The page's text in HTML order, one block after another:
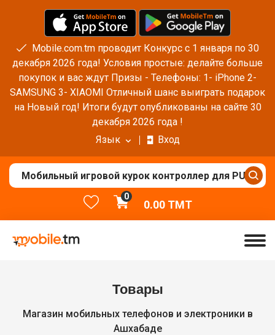
Mobile.com.tm проводит Конкурс с 1 января по 30
декабря 2026 года! Условия простые: делайте больше
покупок и вас ждут Призы - Телефоны: 1- iPhone 2-
SAMSUNG 3- XIAOMI Отличный шанс выиграть подарок
на Новый год! Итоги будут опубликованы на сайте 30
декабря 2026 года !
Язык
Вход
0
0.00TMT
Товары
Магазин мобильных телефонов и электроники в
Ашхабаде